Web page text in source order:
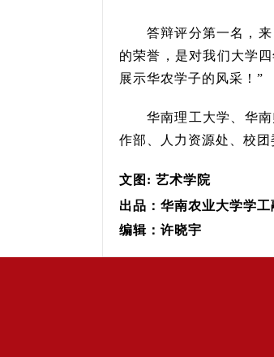
答辩评分第一名，
的荣誉，是对我们大学
展示华农学子的风采！”
华南理工大学、 华
作部、人力资源处、校团
文图: 艺术学院
出品：华南农业大学学工
编辑：许晓宇